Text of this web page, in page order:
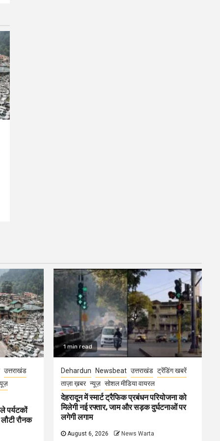
उत्तराखंड
पर्यटकों
लौटी रौनक
1 min read
Dehardun Newsbeat उत्तराखंड ट्रेंडिंग खबरें
ताज़ा ख़बर न्यूज़ सोशल मीडिया वायरल
देहरादून में स्मार्ट ट्रैफिक प्रबंधन परियोजना को
मिलेगी नई रफ्तार, जाम और सड़क दुर्घटनाओं पर
लगेगी लगाम
August 6, 2026 News Warta